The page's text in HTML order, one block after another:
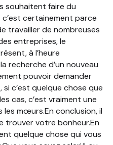
souhaitent faire du
c’est certainement parce
travailler de nombreuses
entreprises, le
à l’heure
recherche d’un nouveau
pouvoir demander
c’est quelque chose que
cas, c’est vraiment une
mœurs.En conclusion, il
trouver votre bonheur.En
quelque chose qui vous